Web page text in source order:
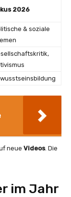
2026
& soziale
neue Videos. Die
im Jahr